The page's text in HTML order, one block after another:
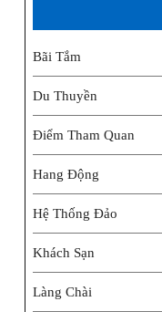
Bãi Tắm
Du Thuyền
Điểm Tham Quan
Hang Động
Hệ Thống Đảo
Khách Sạn
Làng Chài